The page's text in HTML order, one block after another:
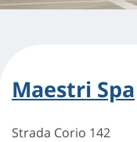
Maestri Spa
Strada Corio 142